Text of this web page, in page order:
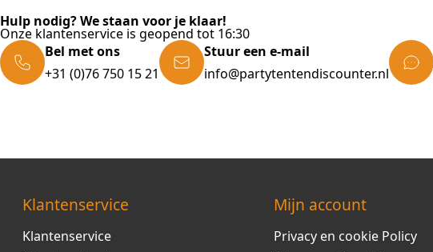
Hulp nodig? We staan voor je klaar!
Onze klantenservice is geopend tot 16:30
Bel met ons
+31 (0)76 750 15 21
Stuur een e-mail
info@partytentendiscounter.nl
Klantenservice
Klantenservice
Mijn account
Privacy en cookie Policy